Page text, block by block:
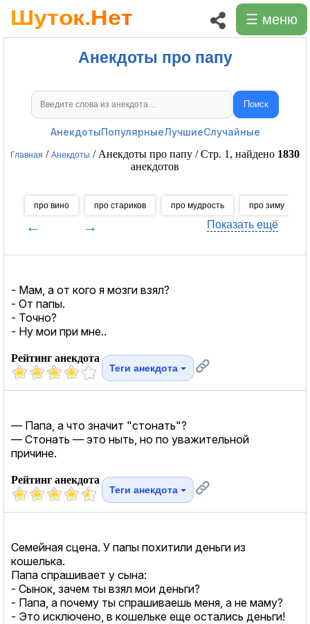
☰ меню
Анекдоты про папу
Поиск анекдотов Поиск
АнекдотыПопулярныеЛучшиеСлучайные
Главная / Анекдоты / Анекдоты про папу / Стр. 1, найдено 1830
анекдотов
про вино про стариков про мудрость про зиму
← → Показать ещё
- Мам, а от кого я мозги взял?
- От папы.
- Точно?
- Ну мои при мне..
Рейтинг анекдота
Теги анекдота
— Папа, а что значит "стонать"?
— Стонать — это ныть, но по уважительной
причине.
Рейтинг анекдота
Теги анекдота
Семейная сцена. У папы похитили деньги из
кошелька.
Папа спрашивает у сына:
- Сынок, зачем ты взял мои деньги?
- Папа, а почему ты спрашиваешь меня, а не маму?
- Это исключено, в кошельке еще остались деньги!